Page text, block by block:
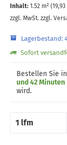
Inhalt: 1.52 m² (
zzgl. MwSt. zzgl.
Lagerbestand:
Sofort
Bestellen Sie
und 42 Minuten
wird.